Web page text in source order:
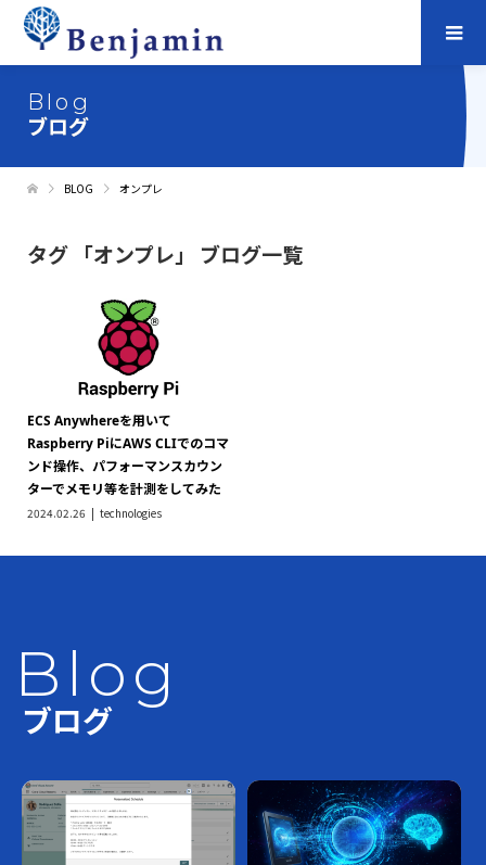
Blog
ブログ
BLOG オンプレ
タグ 「オンプレ」 ブログ一覧
ECS Anywhereを用いて
Raspberry PiにAWS CLIでのコマ
ンド操作、パフォーマンスカウン
ターでメモリ等を計測をしてみた
2024.02.26 technologies
Blog
ブログ